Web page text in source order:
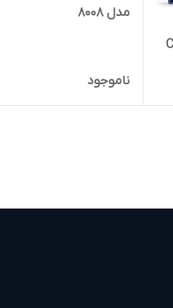
مدل 8008
ناموجود